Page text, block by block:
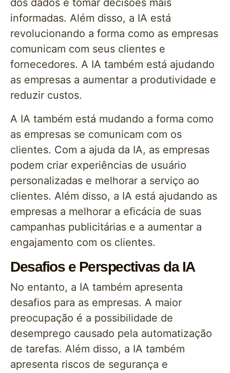
dos dados e tomar decisões mais
informadas. Além disso, a IA está
revolucionando a forma como as empresas
comunicam com seus clientes e
fornecedores. A IA também está ajudando
as empresas a aumentar a produtividade e
reduzir custos.
A IA também está mudando a forma como
as empresas se comunicam com os
clientes. Com a ajuda da IA, as empresas
podem criar experiências de usuário
personalizadas e melhorar a serviço ao
clientes. Além disso, a IA está ajudando as
empresas a melhorar a eficácia de suas
campanhas publicitárias e a aumentar a
engajamento com os clientes.
Desafios e Perspectivas da IA
No entanto, a IA também apresenta
desafios para as empresas. A maior
preocupação é a possibilidade de
desemprego causado pela automatização
de tarefas. Além disso, a IA também
apresenta riscos de segurança e